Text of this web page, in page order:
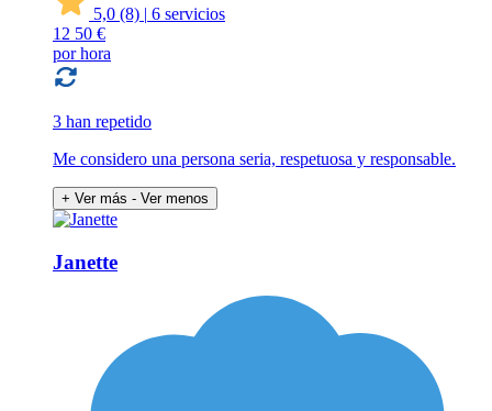
5,0 (8) | 6 servicios
12 50 €
por hora
3 han repetido
Me considero una persona seria, respetuosa y responsable.
+ Ver más - Ver menos
Janette